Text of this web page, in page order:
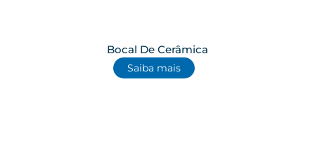
Bocal De Cerâmica
Saiba mais